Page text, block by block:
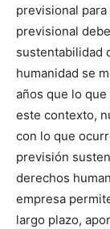
previsional
previsional
sustentabilidad
humanidad se
años que lo
este contexto,
con lo que
previsión
derechos
empresa
largo plazo,